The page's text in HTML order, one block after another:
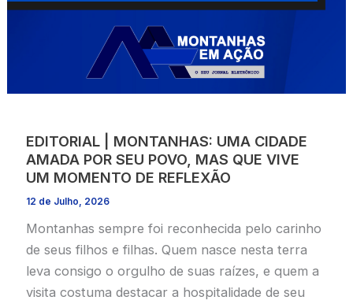
EDITORIAL | MONTANHAS: UMA CIDADE
AMADA POR SEU POVO, MAS QUE VIVE
UM MOMENTO DE REFLEXÃO
12 de Julho, 2026
Montanhas sempre foi reconhecida pelo carinho
de seus filhos e filhas. Quem nasce nesta terra
leva consigo o orgulho de suas raízes, e quem a
visita costuma destacar a hospitalidade de seu